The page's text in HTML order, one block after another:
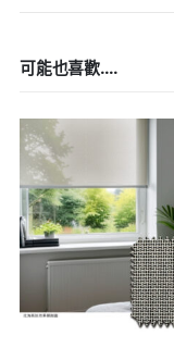
可能也喜歡....